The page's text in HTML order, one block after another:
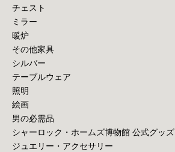
チェスト
ミラー
暖炉
その他家具
シルバー
テーブルウェア
照明
絵画
男の必需品
シャーロック・ホームズ博物館 公式グッズ
ジュエリー・アクセサリー